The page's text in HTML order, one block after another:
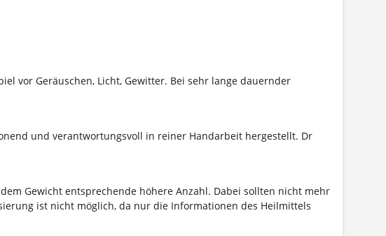
vor Geräuschen, Licht, Gewitter. Bei sehr lange dauernder
und verantwortungsvoll in reiner Handarbeit hergestellt. Dr
Gewicht entsprechende höhere Anzahl. Dabei sollten nicht mehr
ist nicht möglich, da nur die Informationen des Heilmittels